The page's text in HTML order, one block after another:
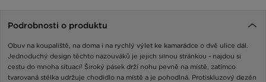
Podrobnosti o produktu
Obuv na koupaliště, na doma i na rychlý výlet ke kamarádce o dvě ulice dál.
Jednoduchý design těchto nazouváků je jejich silnou stránkou - najdou si
cestu do mnoha situací! Široký pásek drží nohu pevně na místě, zatímco
tvarovaná stélka udržuje chodidlo na místě a je pohodlná. Protiskluzový dezén